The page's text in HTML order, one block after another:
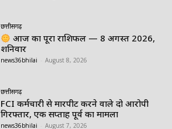
छत्तीसगढ़
आज का पूरा राशिफल — 8 अगस्त 2026,
शनिवार
news36bhilai August 8, 2026
छत्तीसगढ़
FCI कर्मचारी से मारपीट करने वाले दो आरोपी
गिरफ्तार, एक सप्ताह पूर्व का मामला
news36bhilai August 7, 2026